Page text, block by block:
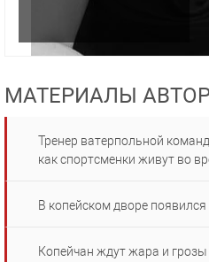
МАТЕРИАЛЫ
Тренер ватерпольной
как спортсменки живут во
В копейском дворе
Копейчан ждут жара и грозы